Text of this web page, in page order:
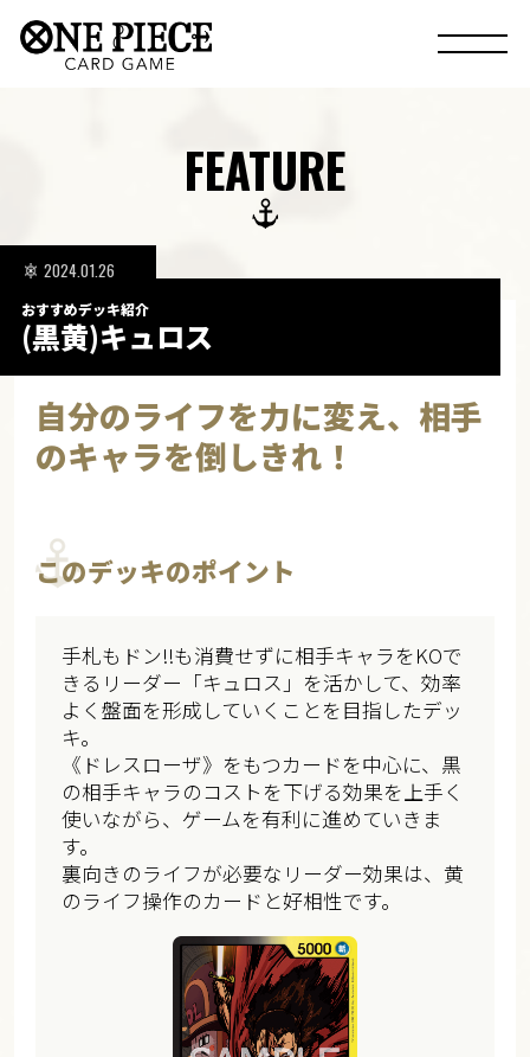
FEATURE
おすすめデッキ紹介
(黒黄)キュロス
2024.01.26
自分のライフを力に変え、相手
のキャラを倒しきれ！
このデッキのポイント
手札もドン!!も消費せずに相手キャラをKOで
きるリーダー「キュロス」を活かして、効率
よく盤面を形成していくことを目指したデッ
キ。
《ドレスローザ》をもつカードを中心に、黒
の相手キャラのコストを下げる効果を上手く
使いながら、ゲームを有利に進めていきま
す。
裏向きのライフが必要なリーダー効果は、黄
のライフ操作のカードと好相性です。